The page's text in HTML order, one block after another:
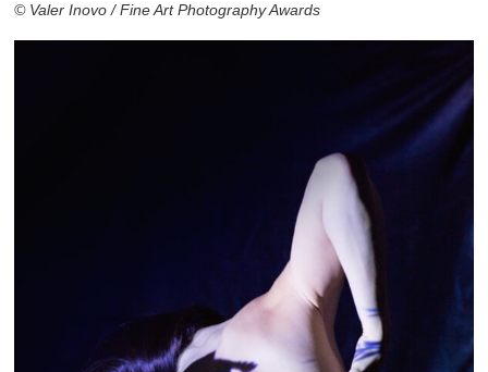
© Valer Inovo / Fine Art Photography Awards